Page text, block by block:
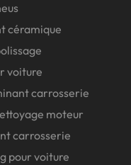
céramique
voiture
carrosserie
moteur
carrosserie
pour voiture